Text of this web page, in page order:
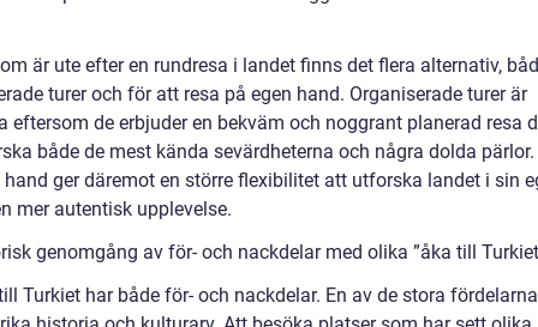
är ute efter en rundresa i landet finns det flera alternativ,
turer och för att resa på egen hand. Organiserade turer är
eftersom de erbjuder en bekväm och noggrant planerad resa
både de mest kända sevärdheterna och några dolda
hand ger däremot en större flexibilitet att utforska landet i sin
mer autentisk upplevelse.
genomgång av för- och nackdelar med olika ”åka till
Turkiet har både för- och nackdelar. En av de stora